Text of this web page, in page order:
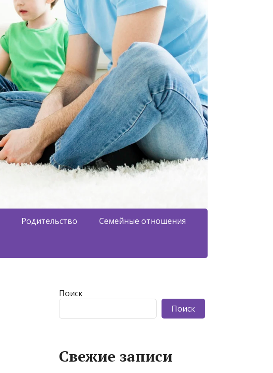
Родительство Семейные отношения
Поиск
Поиск
Свежие записи